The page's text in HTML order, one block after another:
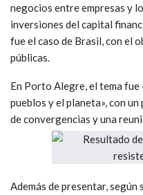
negocios entre empresas y
inversiones del capital
fue el caso de Brasil, con el
públicas.
En Porto Alegre, el tema fue
pueblos y el planeta», con
de convergencias y una
Además de presentar,